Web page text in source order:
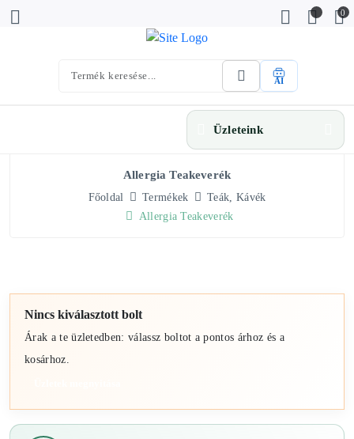
0
AI
Üzleteink
Allergia Teakeverék
Főoldal Termékek
Teák, Kávék
Allergia Teakeverék
Nincs kiválasztott bolt
Árak a te üzletedben: válassz boltot a pontos árhoz és a
kosárhoz.